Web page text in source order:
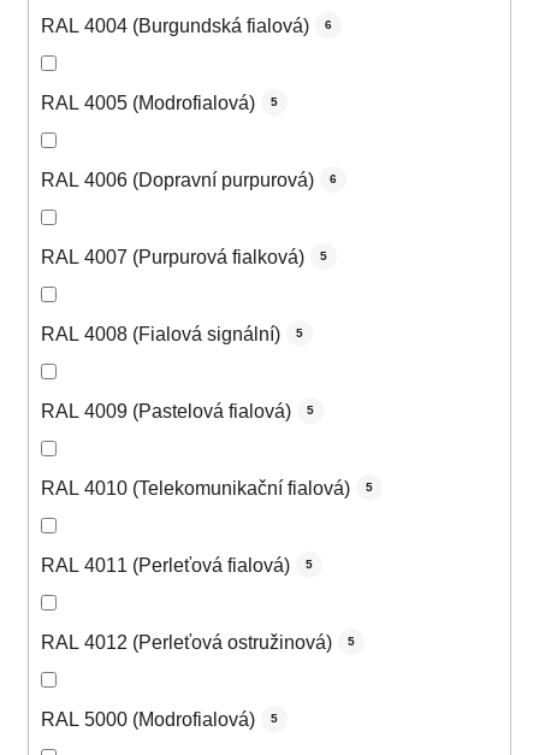
RAL 4004 (Burgundská fialová) 6
RAL 4005 (Modrofialová) 5
RAL 4006 (Dopravní purpurová) 6
RAL 4007 (Purpurová fialková) 5
RAL 4008 (Fialová signální) 5
RAL 4009 (Pastelová fialová) 5
RAL 4010 (Telekomunikační fialová) 5
RAL 4011 (Perleťová fialová) 5
RAL 4012 (Perleťová ostružinová) 5
RAL 5000 (Modrofialová) 5